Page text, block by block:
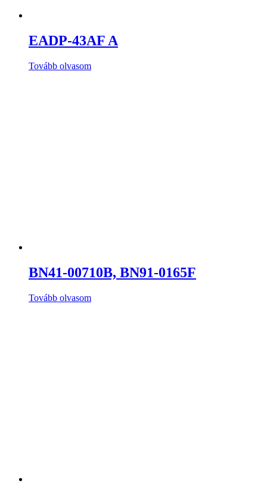
EADP-43AF A
Tovább olvasom
BN41-00710B, BN91-0165F
Tovább olvasom